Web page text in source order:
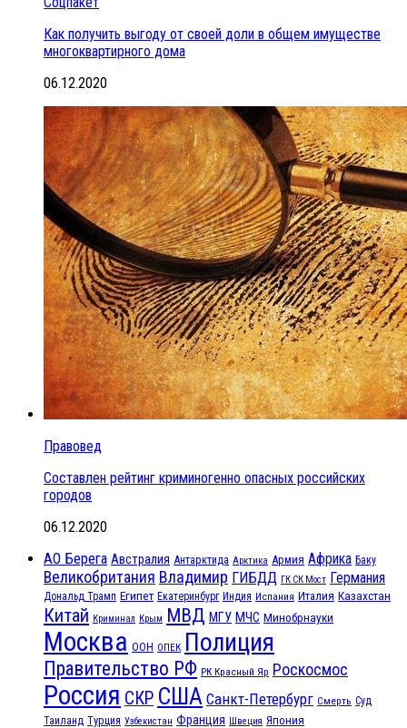
Как получить выгоду от своей доли в общем имуществе
многоквартирного дома
06.12.2020
Правовед
Составлен рейтинг криминогенно опасных российских
городов
06.12.2020
АО Берега Австралия Антарктида Арктика Армия Африка Баку
Великобритания Владимир ГИБДД ГК СК Мост Германия
Дональд Трамп Египет Екатеринбург Индия Испания Италия Казахстан
Китай Криминал Крым МВД МГУ МЧС Минобрнауки
Москва ООН ОПЕК Полиция
Правительство РФ РК Красный Яр Роскосмос
Россия СКР США Санкт-Петербург Смерть Суд
Таиланд Турция Узбекистан Франция Швеция Япония